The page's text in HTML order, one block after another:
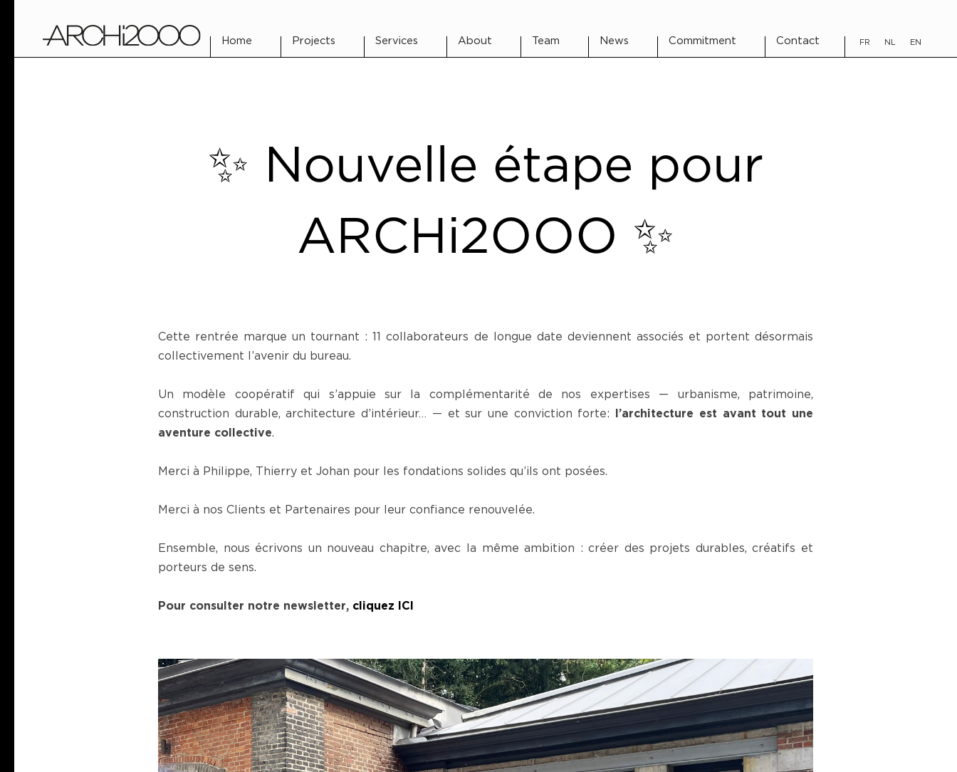
Home Projects Services About Team News Commitment Contact FR NL EN
✨ Nouvelle étape pour
ARCHi2OOO ✨
Cette rentrée marque un tournant : 11 collaborateurs de longue date deviennent associés et portent désormais
collectivement l’avenir du bureau.
Un modèle coopératif qui s’appuie sur la complémentarité de nos expertises — urbanisme, patrimoine,
construction durable, architecture d’intérieur… — et sur une conviction forte:
l’architecture est avant tout une
aventure collective.
Merci à Philippe, Thierry et Johan pour les fondations solides qu’ils ont posées.
Merci à nos Clients et Partenaires pour leur confiance renouvelée.
Ensemble, nous écrivons un nouveau chapitre, avec la même ambition : créer des projets durables, créatifs et
porteurs de sens.
Pour consulter notre newsletter, cliquez ICI